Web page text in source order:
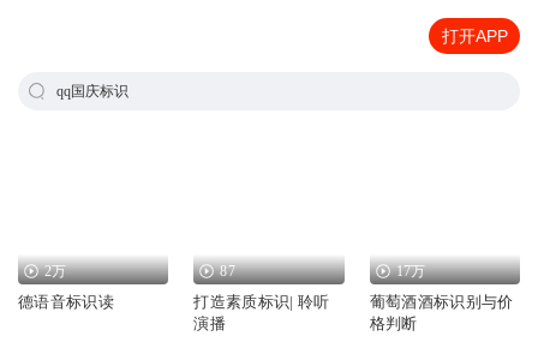
打开APP
qq国庆标识
2万
德语音标识读
87
打造素质标识| 聆听
演播
17万
葡萄酒酒标识别与价
格判断